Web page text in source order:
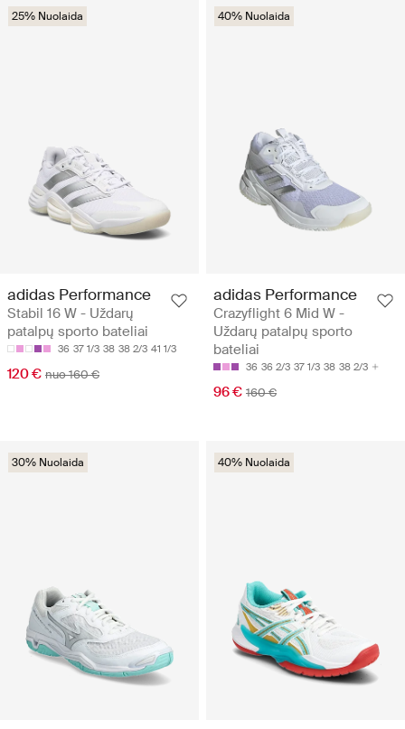
25% Nuolaida
adidas Performance
Stabil 16 W - Uždarų
patalpų sporto bateliai
36 37 1/3 38 38 2/3 41 1/3
120 € nuo 160 €
40% Nuolaida
adidas Performance
Crazyflight 6 Mid W -
Uždarų patalpų sporto
bateliai
36 36 2/3 37 1/3 38 38 2/3
96 € 160 €
30% Nuolaida 40% Nuolaida